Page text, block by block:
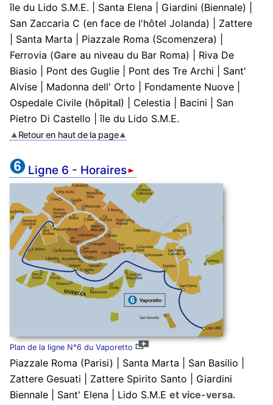
île du Lido S.M.E. | Santa Elena | Giardini (Biennale) |
San Zaccaria C (en face de l'hôtel Jolanda) | Zattere
| Santa Marta | Piazzale Roma (Scomenzera) |
Ferrovia (Gare au niveau du Bar Roma) | Riva De
Biasio | Pont des Guglie | Pont des Tre Archi | Sant'
Alvise | Madonna dell' Orto | Fondamente Nuove |
Ospedale Civile (hôpital) | Celestia | Bacini | San
Pietro Di Castello | île du Lido S.M.E.
Retour en haut de la page
Ligne 6 - Horaires
Plan de la ligne N°6 du Vaporetto
Piazzale Roma (Parisi) | Santa Marta | San Basilio |
Zattere Gesuati | Zattere Spirito Santo | Giardini
Biennale | Sant' Elena | Lido S.M.E et vice-versa.